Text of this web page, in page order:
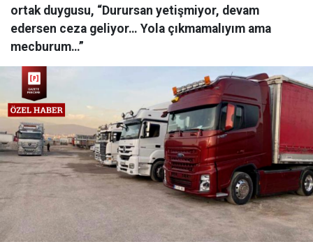
ortak duygusu, “Durursan yetişmiyor, devam
edersen ceza geliyor… Yola çıkmamalıyım ama
mecburum…”